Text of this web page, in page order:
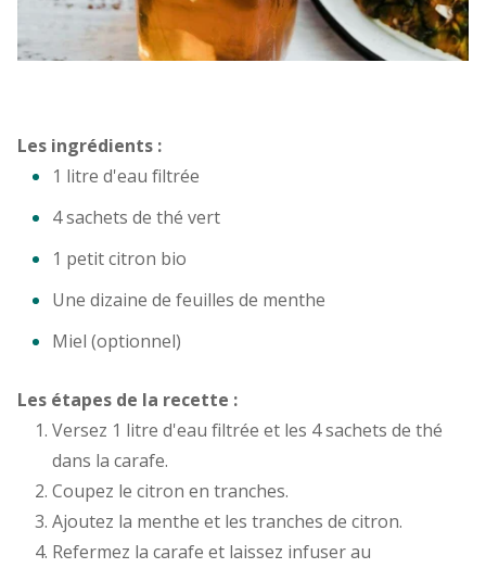
Les ingrédients :
1 litre d'eau filtrée
4 sachets de thé vert
1 petit citron bio
Une dizaine de feuilles de menthe
Miel (optionnel)
Les étapes de la recette :
Versez 1 litre d'eau filtrée et les 4 sachets de thé
dans la carafe.
Coupez le citron en tranches.
Ajoutez la menthe et les tranches de citron.
Refermez la carafe et laissez infuser au